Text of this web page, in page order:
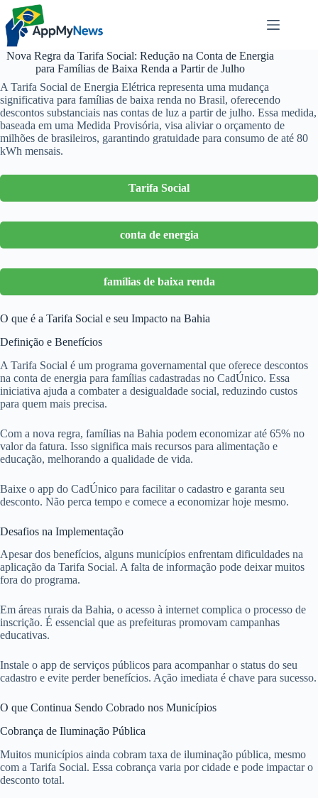
Pular
para
conteúdo
Nova Regra da Tarifa Social: Redução na Conta de Energia
para Famílias de Baixa Renda a Partir de Julho
A Tarifa Social de Energia Elétrica representa uma mudança
significativa para famílias de baixa renda no Brasil, oferecendo
descontos substanciais nas contas de luz a partir de julho. Essa medida,
baseada em uma Medida Provisória, visa aliviar o orçamento de
milhões de brasileiros, garantindo gratuidade para consumo de até 80
kWh mensais.
Tarifa Social
conta de energia
famílias de baixa renda
O que é a Tarifa Social e seu Impacto na Bahia
Definição e Benefícios
A Tarifa Social é um programa governamental que oferece descontos
na conta de energia para famílias cadastradas no CadÚnico. Essa
iniciativa ajuda a combater a desigualdade social, reduzindo custos
para quem mais precisa.
Com a nova regra, famílias na Bahia podem economizar até 65% no
valor da fatura. Isso significa mais recursos para alimentação e
educação, melhorando a qualidade de vida.
Baixe o app do CadÚnico para facilitar o cadastro e garanta seu
desconto. Não perca tempo e comece a economizar hoje mesmo.
Desafios na Implementação
Apesar dos benefícios, alguns municípios enfrentam dificuldades na
aplicação da Tarifa Social. A falta de informação pode deixar muitos
fora do programa.
Em áreas rurais da Bahia, o acesso à internet complica o processo de
inscrição. É essencial que as prefeituras promovam campanhas
educativas.
Instale o app de serviços públicos para acompanhar o status do seu
cadastro e evite perder benefícios. Ação imediata é chave para sucesso.
O que Continua Sendo Cobrado nos Municípios
Cobrança de Iluminação Pública
Muitos municípios ainda cobram taxa de iluminação pública, mesmo
com a Tarifa Social. Essa cobrança varia por cidade e pode impactar o
desconto total.